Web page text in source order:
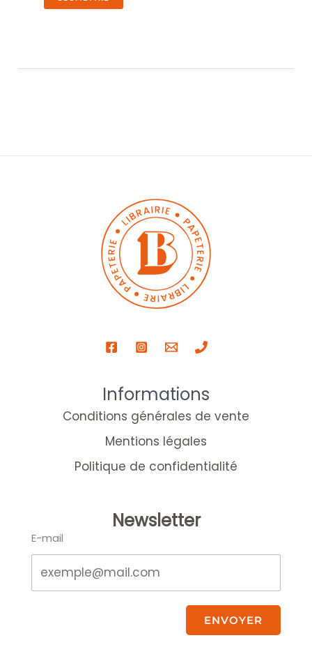
Informations
Conditions générales de vente
Mentions légales
Politique de confidentialité
Newsletter
E-mail
ENVOYER